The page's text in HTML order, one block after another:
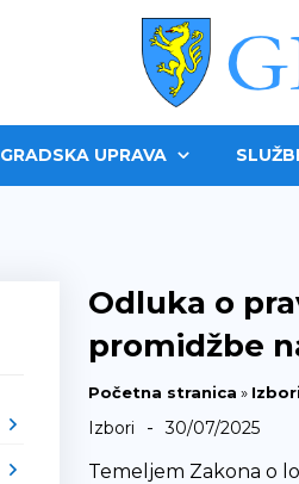
GRADSKA UPRAVA
Odluka o
promidžbe
Početna stranica » Izbori
Izbori - 30/07/2025
Temeljem Zakona o